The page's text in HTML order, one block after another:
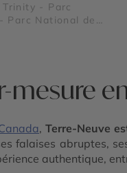
- Parc
Parc National de
mesure
, Terre-Neuve
falaises abruptes,
authentique,